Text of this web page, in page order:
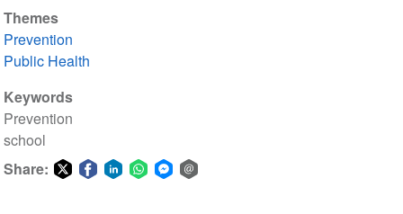
Themes
Prevention
Public Health
Keywords
Prevention
school
Share: